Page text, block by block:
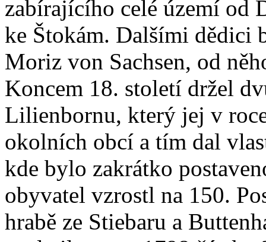
zabírajícího celé území od
ke Štokám. Dalšími dědici
Moriz von Sachsen, od
Koncem 18. století držel
Lilienbornu, který jej v
okolních obcí a tím dal
kde bylo zakrátko
obyvatel vzrostl na 150.
hrabě ze Stiebaru a